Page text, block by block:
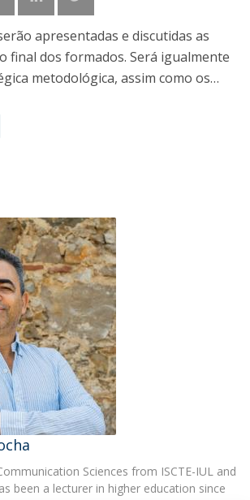
apresentadas e discutidas as
final dos formados. Será igualmente
metodológica, assim como os
Sciences from ISCTE-IUL and
been a lecturer in higher education since